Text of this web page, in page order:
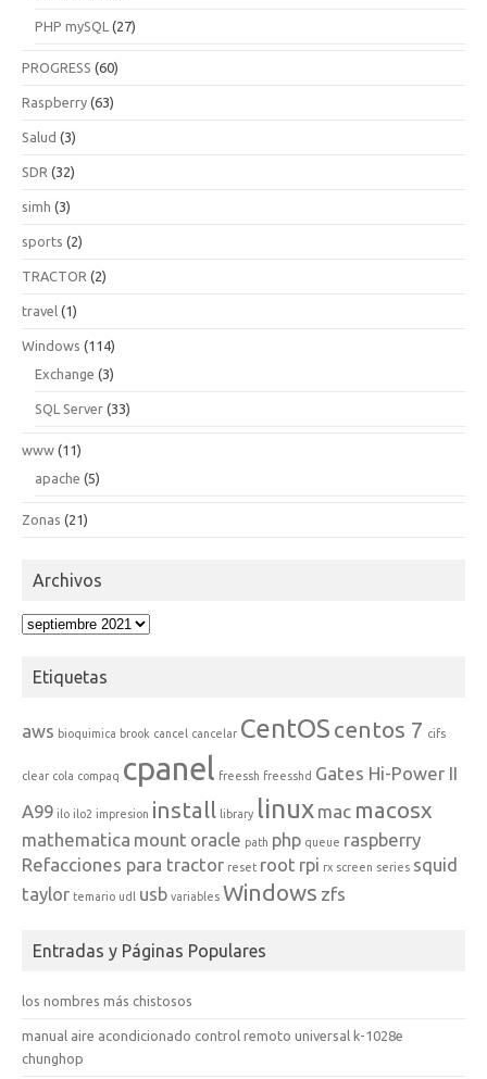
PHP mySQL (27)
PROGRESS (60)
Raspberry (63)
Salud (3)
SDR (32)
simh (3)
sports (2)
TRACTOR (2)
travel (1)
Windows (114)
Exchange (3)
SQL Server (33)
www (11)
apache (5)
Zonas (21)
Archivos
Archivos
Etiquetas
aws bioquimica brook cancel cancelar CentOS centos 7 cifs
clear cola compaq cpanel freessh freesshd Gates Hi-Power II
A99 ilo ilo2 impresion install library linux mac macosx
mathematica mount oracle path php queue raspberry
Refacciones para tractor reset root rpi rx screen series squid
taylor temario udl usb variables Windows zfs
Entradas y Páginas Populares
los nombres más chistosos
manual aire acondicionado control remoto universal k-1028e
chunghop